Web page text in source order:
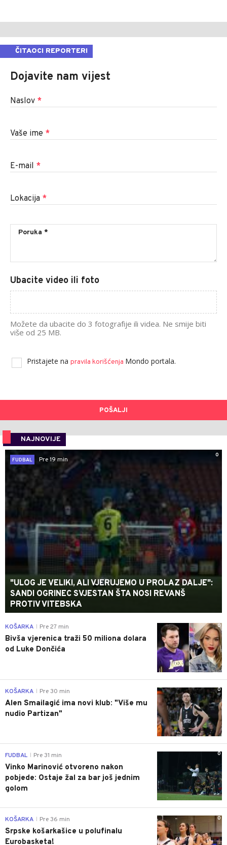
ČITAOCI REPORTERI
Dojavite nam vijest
Naslov *
Vaše ime *
E-mail *
Lokacija *
Ubacite video ili foto
Možete da ubacite do 3 fotografije ili videa. Ne smije biti
više od 25 MB.
Pristajete na pravila korišćenja Mondo portala.
POŠALJI
NAJNOVIJE
0
FUDBAL
Pre 19 min
"ULOG JE VELIKI, ALI VJERUJEMO U PROLAZ DALJE":
SANDI OGRINEC SVJESTAN ŠTA NOSI REVANŠ
PROTIV VITEBSKA
0
KOŠARKA Pre 27 min
Bivša vjerenica traži 50 miliona dolara
od Luke Dončića
0
KOŠARKA Pre 30 min
Alen Smailagić ima novi klub: "Više mu
nudio Partizan"
0
FUDBAL Pre 31 min
Vinko Marinović otvoreno nakon
pobjede: Ostaje žal za bar još jednim
golom
0
KOŠARKA Pre 36 min
Srpske košarkašice u polufinalu
Eurobasketa!